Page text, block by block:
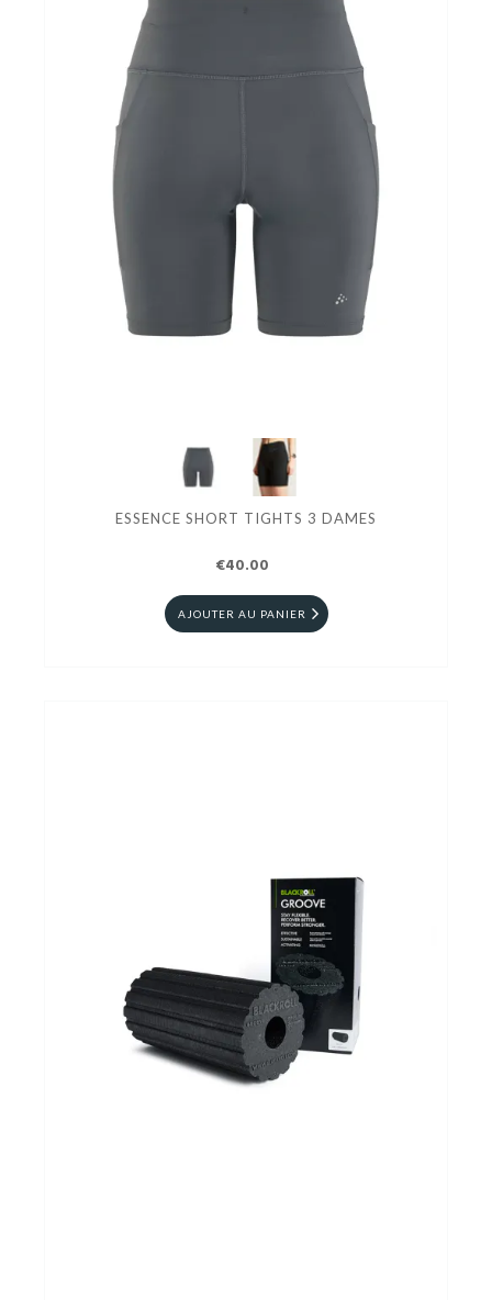
ESSENCE SHORT TIGHTS 3 DAMES
€40.00
AJOUTER AU PANIER